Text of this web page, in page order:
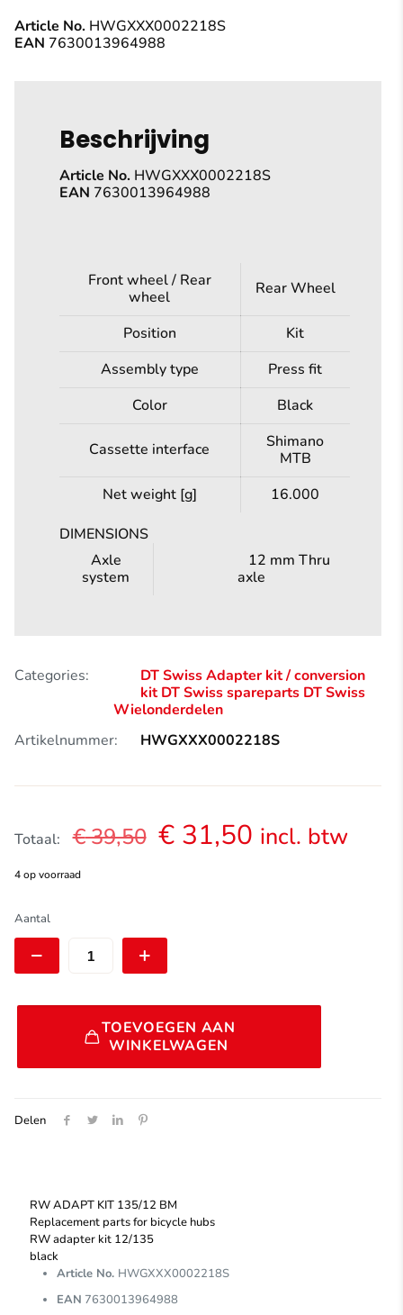
Article No. HWGXXX0002218S
EAN 7630013964988
Beschrijving
Article No. HWGXXX0002218S
EAN 7630013964988
Front wheel / Rear
wheel
Rear Wheel
Position
Kit
Assembly type
Press fit
Color
Black
Cassette interface
Shimano
MTB
Net weight [g]
16.000
DIMENSIONS
Axle
system
12 mm Thru
axle
Categories:
DT Swiss Adapter kit / conversion
kit DT Swiss spareparts DT Swiss
Wielonderdelen
Artikelnummer:
HWGXXX0002218S
Totaal: €39,50 Oorspronkelijke
€31,50Huidige
incl. btw
4 op voorraad
Aantal
DT
Swiss
RW
ADAPT
12/135
HWGXXX0002218S
aantal
TOEVOEGEN AAN
WINKELWAGEN
Delen
RW ADAPT KIT 135/12 BM
Replacement parts for bicycle hubs
RW adapter kit 12/135
black
Article No. HWGXXX0002218S
EAN 7630013964988